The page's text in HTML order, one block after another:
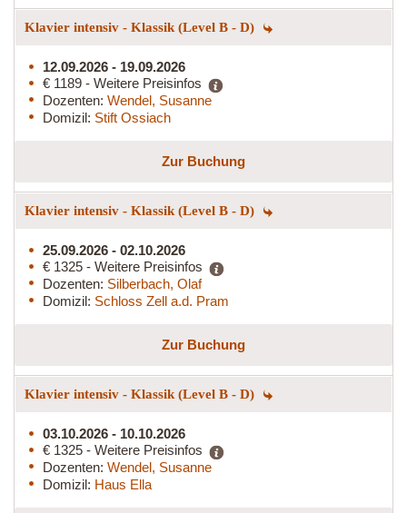
Klavier intensiv - Klassik (Level B - D)
12.09.2026 - 19.09.2026
€ 1189 - Weitere Preisinfos
Dozenten: Wendel, Susanne
Domizil: Stift Ossiach
Zur Buchung
Klavier intensiv - Klassik (Level B - D)
25.09.2026 - 02.10.2026
€ 1325 - Weitere Preisinfos
Dozenten: Silberbach, Olaf
Domizil: Schloss Zell a.d. Pram
Zur Buchung
Klavier intensiv - Klassik (Level B - D)
03.10.2026 - 10.10.2026
€ 1325 - Weitere Preisinfos
Dozenten: Wendel, Susanne
Domizil: Haus Ella